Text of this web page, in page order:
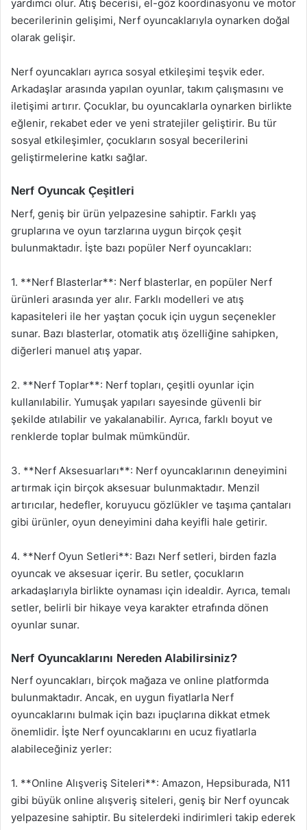
yardımcı olur. Atış becerisi, el-göz koordinasyonu ve motor
becerilerinin gelişimi, Nerf oyuncaklarıyla oynarken doğal
olarak gelişir.
Nerf oyuncakları ayrıca sosyal etkileşimi teşvik eder.
Arkadaşlar arasında yapılan oyunlar, takım çalışmasını ve
iletişimi artırır. Çocuklar, bu oyuncaklarla oynarken birlikte
eğlenir, rekabet eder ve yeni stratejiler geliştirir. Bu tür
sosyal etkileşimler, çocukların sosyal becerilerini
geliştirmelerine katkı sağlar.
Nerf Oyuncak Çeşitleri
Nerf, geniş bir ürün yelpazesine sahiptir. Farklı yaş
gruplarına ve oyun tarzlarına uygun birçok çeşit
bulunmaktadır. İşte bazı popüler Nerf oyuncakları:
1. **Nerf Blasterlar**: Nerf blasterlar, en popüler Nerf
ürünleri arasında yer alır. Farklı modelleri ve atış
kapasiteleri ile her yaştan çocuk için uygun seçenekler
sunar. Bazı blasterlar, otomatik atış özelliğine sahipken,
diğerleri manuel atış yapar.
2. **Nerf Toplar**: Nerf topları, çeşitli oyunlar için
kullanılabilir. Yumuşak yapıları sayesinde güvenli bir
şekilde atılabilir ve yakalanabilir. Ayrıca, farklı boyut ve
renklerde toplar bulmak mümkündür.
3. **Nerf Aksesuarları**: Nerf oyuncaklarının deneyimini
artırmak için birçok aksesuar bulunmaktadır. Menzil
artırıcılar, hedefler, koruyucu gözlükler ve taşıma çantaları
gibi ürünler, oyun deneyimini daha keyifli hale getirir.
4. **Nerf Oyun Setleri**: Bazı Nerf setleri, birden fazla
oyuncak ve aksesuar içerir. Bu setler, çocukların
arkadaşlarıyla birlikte oynaması için idealdir. Ayrıca, temalı
setler, belirli bir hikaye veya karakter etrafında dönen
oyunlar sunar.
Nerf Oyuncaklarını Nereden Alabilirsiniz?
Nerf oyuncakları, birçok mağaza ve online platformda
bulunmaktadır. Ancak, en uygun fiyatlarla Nerf
oyuncaklarını bulmak için bazı ipuçlarına dikkat etmek
önemlidir. İşte Nerf oyuncaklarını en ucuz fiyatlarla
alabileceğiniz yerler:
1. **Online Alışveriş Siteleri**: Amazon, Hepsiburada, N11
gibi büyük online alışveriş siteleri, geniş bir Nerf oyuncak
yelpazesine sahiptir. Bu sitelerdeki indirimleri takip ederek